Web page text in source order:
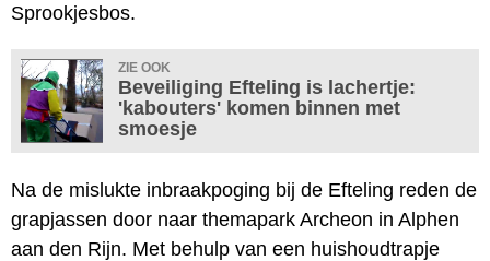
Sprookjesbos.
ZIE OOK
Beveiliging Efteling is lachertje:
'kabouters' komen binnen met
smoesje
Na de mislukte inbraakpoging bij de Efteling reden de
grapjassen door naar themapark Archeon in Alphen
aan den Rijn. Met behulp van een huishoudtrapje